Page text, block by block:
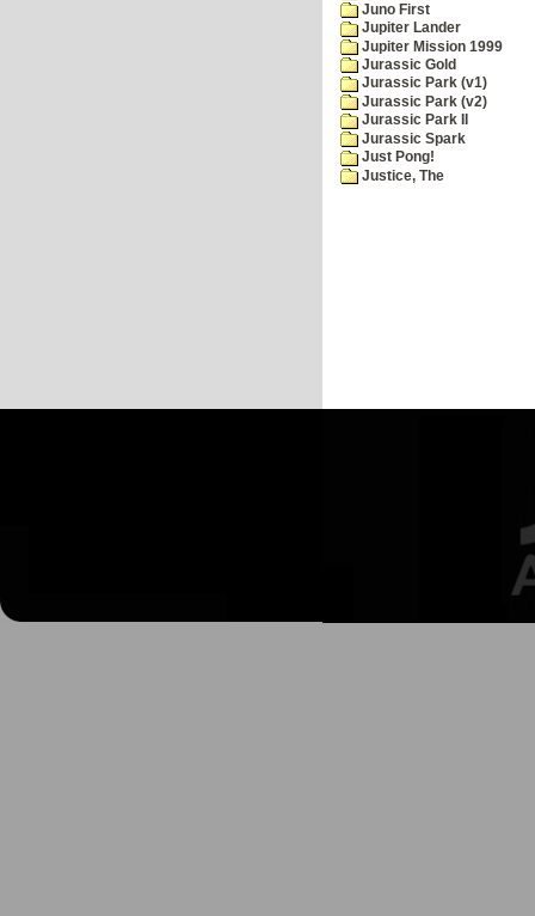
Juno First
Jupiter Lander
Jupiter Mission 1999
Jurassic Gold
Jurassic Park (v1)
Jurassic Park (v2)
Jurassic Park II
Jurassic Spark
Just Pong!
Justice, The